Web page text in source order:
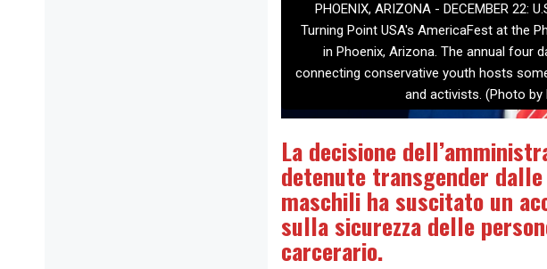
PHOENIX, ARIZONA - DECEMBER 22:
Turning Point USA's AmericaFest at the
in Phoenix, Arizona. The annual four
connecting conservative youth hosts
and activists. (Photo
La decisione
detenute transgender
maschili ha suscitato un
sulla sicurezza delle
carcerario.